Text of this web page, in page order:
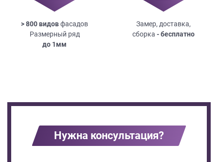
> 800 видовфасадов
Размерный ряд
до 1мм
Замер, доставка,
сборка - бесплатно
Нужна консультация?